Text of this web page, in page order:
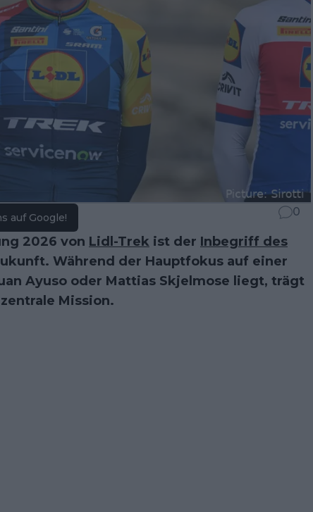
auf Google! 0
2026 von Lidl-Trek ist der Inbegriff des
Während der Hauptfokus auf einer
Ayuso oder Mattias Skjelmose liegt, trägt
Mission.